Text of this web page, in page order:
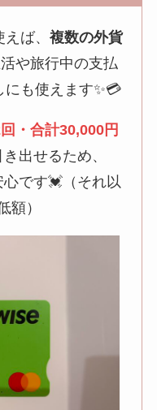
ば、 複数の外貨
や旅行中の支払
も使えます✨💳
・合計30,000円
出せるため、
です💓（それ以
額）